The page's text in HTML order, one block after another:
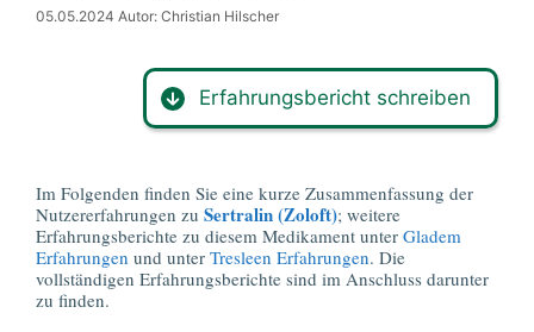
05.05.2024 Autor: Christian Hilscher
Erfahrungsbericht schreiben
Im Folgenden finden Sie eine kurze Zusammenfassung der
Nutzererfahrungen zu Sertralin (Zoloft); weitere
Erfahrungsberichte zu diesem Medikament unter Gladem
Erfahrungen und unter Tresleen Erfahrungen. Die
vollständigen Erfahrungsberichte sind im Anschluss darunter
zu finden.